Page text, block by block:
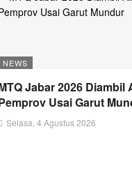
NEWS
Jabar 2026 Diambil
Usai Garut
Selasa, 4 Agustus 2026